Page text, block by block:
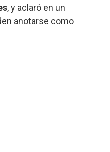
, y aclaró en un
anotarse como